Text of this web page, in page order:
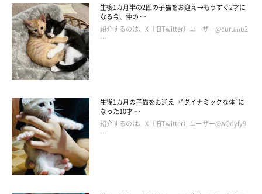
生後1カ月半の2匹の子猫をお迎え→もうすぐ2才に
なる今、仲の …
紹介するのは、X（旧Twitter）ユーザー@curumu2
…
生後1カ月の子猫をお迎え→“ダイナミックな体”に
なった10才 …
紹介するのは、X（旧Twitter）ユーザー@AQdyfy9
…